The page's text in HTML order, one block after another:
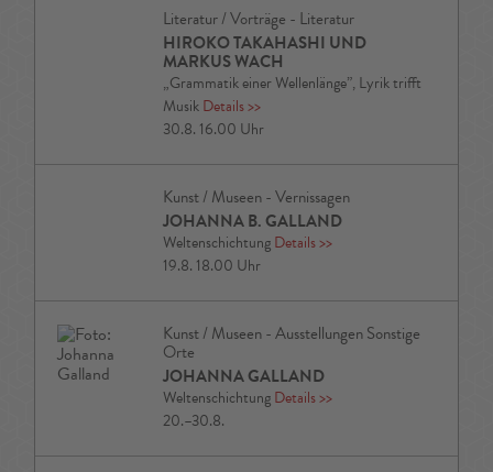
Literatur / Vorträge - Literatur
HIROKO TAKAHASHI UND
MARKUS WACH
„Grammatik einer Wellenlänge”, Lyrik trifft
MusikDetails>>
30.8. 16.00 Uhr
Kunst / Museen - Vernissagen
JOHANNA B. GALLAND
WeltenschichtungDetails>>
19.8. 18.00 Uhr
Kunst / Museen - Ausstellungen Sonstige
Orte
JOHANNA GALLAND
WeltenschichtungDetails>>
20.–30.8.